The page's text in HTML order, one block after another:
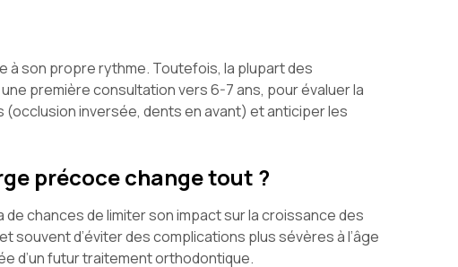
à son propre rythme. Toutefois, la plupart des
première consultation vers 6-7 ans, pour évaluer la
inversée, dents en avant) et anticiper les
précoce change tout ?
chances de limiter son impact sur la croissance des
d’éviter des complications plus sévères à l’âge
d’un futur traitement orthodontique.